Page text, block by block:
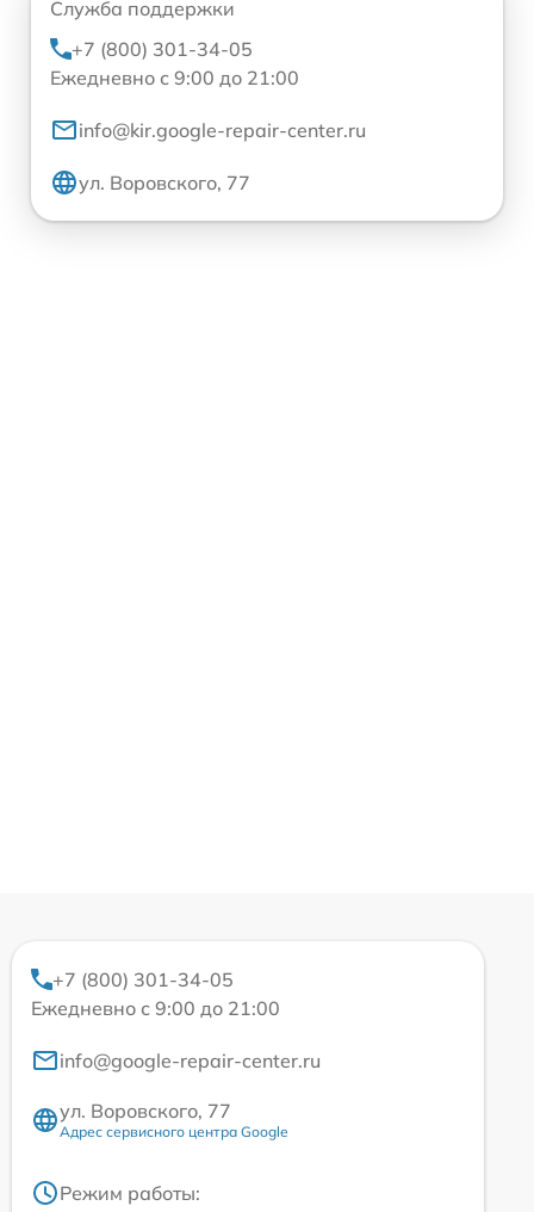
Служба поддержки
+7 (800) 301-34-05
Ежедневно с 9:00 до 21:00
info@kir.google-repair-center.ru
ул. Воровского, 77
+7 (800) 301-34-05
Ежедневно с 9:00 до 21:00
info@google-repair-center.ru
ул. Воровского, 77
Адрес сервисного центра Google
Режим работы: